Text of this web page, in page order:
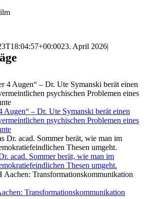
23. April 2026|
– Dr. Ute Symanski berät einen
psychischen Problemen eines
acad. Sommer berät, wie man im
Thesen umgeht.
Transformationskommunikation